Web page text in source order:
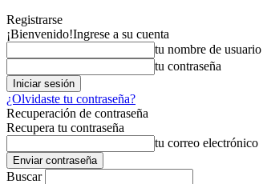
Registrarse
¡Bienvenido!Ingrese a su cuenta
tu nombre de usuario
tu contraseña
¿Olvidaste tu contraseña?
Recuperación de contraseña
Recupera tu contraseña
tu correo electrónico
Buscar